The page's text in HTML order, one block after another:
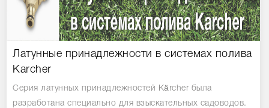
Латунные принадлежности в системах полива
Karcher
Серия латунных принадлежностей Kärcher была
разработана специально для взыскательных садоводов.